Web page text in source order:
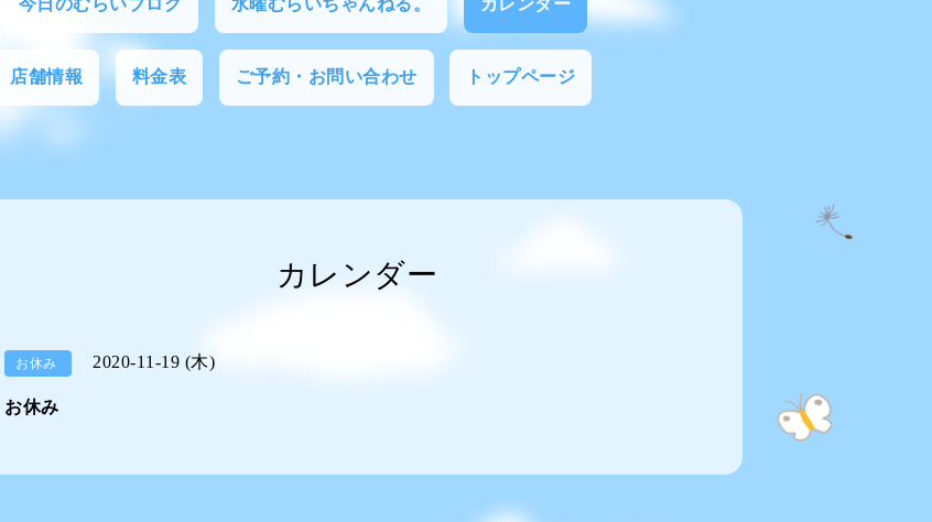
今日のむらいブログ 水曜むらいちゃんねる。 カレンダー
店舗情報 料金表 ご予約・お問い合わせ トップページ
カレンダー
お休み 2020-11-19 (木)
お休み